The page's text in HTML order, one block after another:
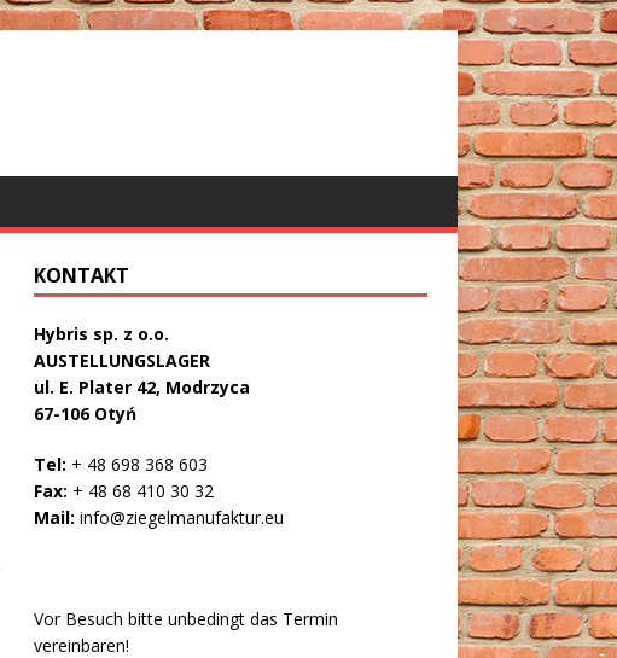
KONTAKT
Hybris sp. z o.o.
AUSTELLUNGSLAGER
ul. E. Plater 42, Modrzyca
67-106 Otyń
Tel: + 48 698 368 603
Fax: + 48 68 410 30 32
Mail: info@ziegelmanufaktur.eu
Vor Besuch bitte unbedingt das Termin
vereinbaren!